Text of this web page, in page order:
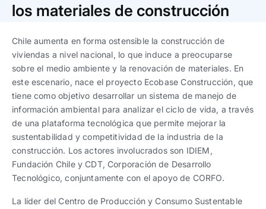
Trabaja con nosotros
Ver todo
Español English
Ver todas
Español English
Ver todas
Español English
progresivos de gestión
Ver todos
Español English
Español| English
Español| English
los materiales de construcción
Chile aumenta en forma ostensible la construcción de
viviendas a nivel nacional, lo que induce a preocuparse
sobre el medio ambiente y la renovación de materiales. En
este escenario, nace el proyecto Ecobase Construcción, que
tiene como objetivo desarrollar un sistema de manejo de
información ambiental para analizar el ciclo de vida, a través
de una plataforma tecnológica que permite mejorar la
sustentabilidad y competitividad de la industria de la
construcción. Los actores involucrados son IDIEM,
Fundación Chile y CDT, Corporación de Desarrollo
Tecnológico, conjuntamente con el apoyo de CORFO.
La líder del Centro de Producción y Consumo Sustentable